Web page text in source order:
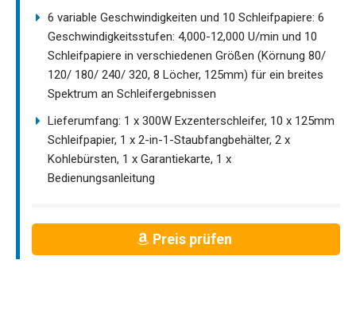
6 variable Geschwindigkeiten und 10 Schleifpapiere: 6
Geschwindigkeitsstufen: 4,000-12,000 U/min und 10
Schleifpapiere in verschiedenen Größen (Körnung 80/
120/ 180/ 240/ 320, 8 Löcher, 125mm) für ein breites
Spektrum an Schleifergebnissen
Lieferumfang: 1 x 300W Exzenterschleifer, 10 x 125mm
Schleifpapier, 1 x 2-in-1-Staubfangbehälter, 2 x
Kohlebürsten, 1 x Garantiekarte, 1 x
Bedienungsanleitung
Preis prüfen